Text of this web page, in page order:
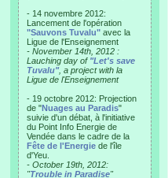
- 14 novembre 2012:
Lancement de l'opération
"Sauvons Tuvalu" avec la
Ligue de l'Enseignement
- November 14th, 2012 :
Lauching day of "Let's save
Tuvalu", a project with la
Ligue de l'Enseignement
- 19 octobre 2012: Projection
de "Nuages au Paradis"
suivie d'un débat, à l'initiative
du Point Info Energie de
Vendée dans le cadre de la
Fête de l'Energie de l'île
d'Yeu.
- October 19th, 2012:
"Trouble in Paradise"